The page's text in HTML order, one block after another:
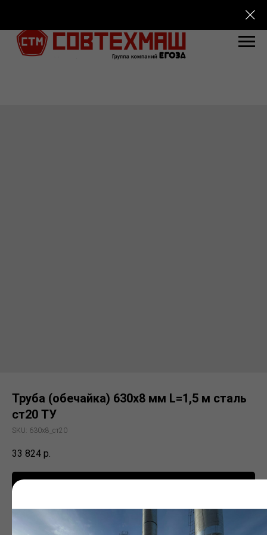
Труба (обечайка) 630х8 мм L=1,5 м сталь
ст20 ТУ
SKU: 630х8_ст20
33 824 р.